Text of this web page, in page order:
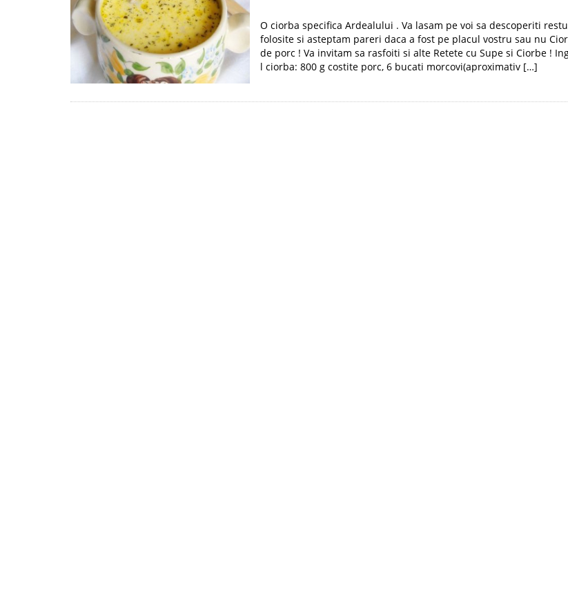
O ciorba specifica Ardealului . Va lasam pe voi sa descoperiti
folosite si asteptam pareri daca a fost pe placul vostru sau nu
de porc ! Va invitam sa rasfoiti si alte Retete cu Supe si Ciorbe !
l ciorba: 800 g costite porc, 6 bucati morcovi(aproximativ […]